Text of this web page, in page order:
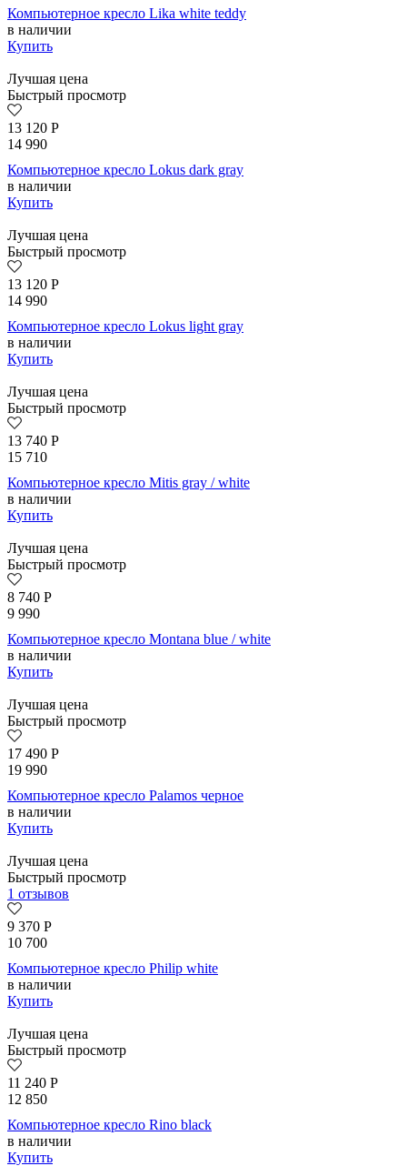
Компьютерное кресло Lika white teddy
в наличии
Купить
Лучшая цена
Быстрый просмотр
13 120 Р
14 990
Компьютерное кресло Lokus dark gray
в наличии
Купить
Лучшая цена
Быстрый просмотр
13 120 Р
14 990
Компьютерное кресло Lokus light gray
в наличии
Купить
Лучшая цена
Быстрый просмотр
13 740 Р
15 710
Компьютерное кресло Mitis gray / white
в наличии
Купить
Лучшая цена
Быстрый просмотр
8 740 Р
9 990
Компьютерное кресло Montana blue / white
в наличии
Купить
Лучшая цена
Быстрый просмотр
17 490 Р
19 990
Компьютерное кресло Palamos черное
в наличии
Купить
Лучшая цена
Быстрый просмотр
1 отзывов
9 370 Р
10 700
Компьютерное кресло Philip white
в наличии
Купить
Лучшая цена
Быстрый просмотр
11 240 Р
12 850
Компьютерное кресло Rino black
в наличии
Купить